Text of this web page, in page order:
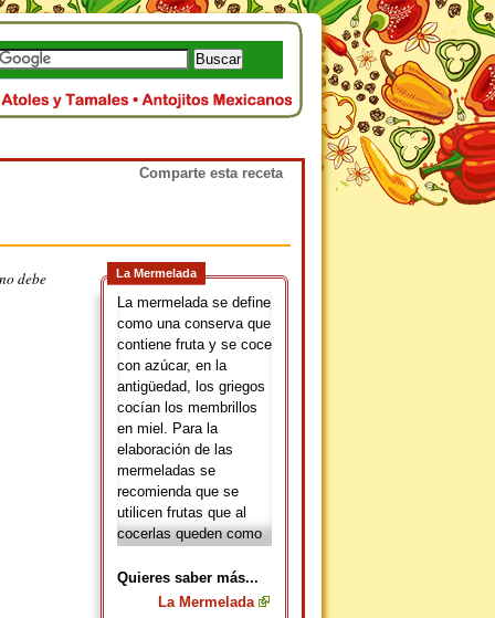
debe La Mermelada
La mermelada se define
como una conserva que
contiene fruta y se coce
con azúcar, en la
antigüedad, los griegos
cocían los membrillos
en miel. Para la
elaboración de las
mermeladas se
recomienda que se
utilicen frutas que al
cocerlas queden como
tal es el caso de la
manzana, el durazno, la
Quieres saber más...
La Mermelada
Comparte esta receta